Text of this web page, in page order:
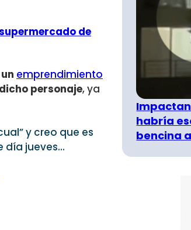
de
emprendimiento
personaje, ya
y creo que es
día jueves…
habría
bencina